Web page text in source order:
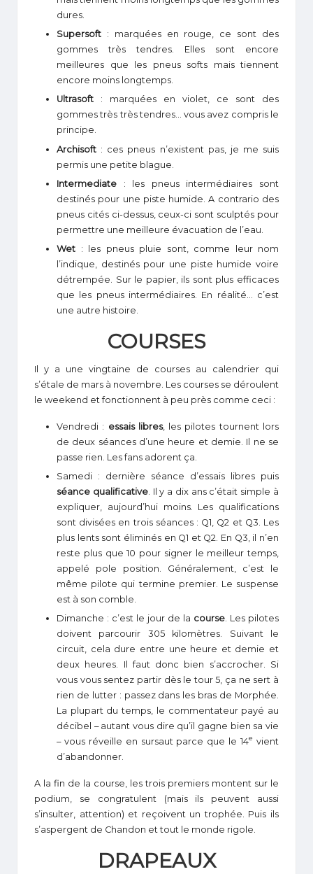
dures.
Supersoft : marquées en rouge, ce sont des
gommes très tendres. Elles sont encore
meilleures que les pneus softs mais tiennent
encore moins longtemps.
Ultrasoft : marquées en violet, ce sont des
gommes très très tendres… vous avez compris le
principe.
Archisoft : ces pneus n’existent pas, je me suis
permis une petite blague.
Intermediate : les pneus intermédiaires sont
destinés pour une piste humide. A contrario des
pneus cités ci-dessus, ceux-ci sont sculptés pour
permettre une meilleure évacuation de l’eau.
Wet : les pneus pluie sont, comme leur nom
l’indique, destinés pour une piste humide voire
détrempée. Sur le papier, ils sont plus efficaces
que les pneus intermédiaires. En réalité… c’est
une autre histoire.
COURSES
Il y a une vingtaine de courses au calendrier qui
s’étale de mars à novembre. Les courses se déroulent
le weekend et fonctionnent à peu près comme ceci :
Vendredi : essais libres, les pilotes tournent lors
de deux séances d’une heure et demie. Il ne se
passe rien. Les fans adorent ça.
Samedi : dernière séance d’essais libres puis
séance qualificative. Il y a dix ans c’était simple à
expliquer, aujourd’hui moins. Les qualifications
sont divisées en trois séances : Q1, Q2 et Q3. Les
plus lents sont éliminés en Q1 et Q2. En Q3, il n’en
reste plus que 10 pour signer le meilleur temps,
appelé pole position. Généralement, c’est le
même pilote qui termine premier. Le suspense
est à son comble.
Dimanche : c’est le jour de la course. Les pilotes
doivent parcourir 305 kilomètres. Suivant le
circuit, cela dure entre une heure et demie et
deux heures. Il faut donc bien s’accrocher. Si
vous vous sentez partir dès le tour 5, ça ne sert à
rien de lutter : passez dans les bras de Morphée.
La plupart du temps, le commentateur payé au
décibel – autant vous dire qu’il gagne bien sa vie
– vous réveille en sursaut parce que le 14e vient
d’abandonner.
A la fin de la course, les trois premiers montent sur le
podium, se congratulent (mais ils peuvent aussi
s’insulter, attention) et reçoivent un trophée. Puis ils
s’aspergent de Chandon et tout le monde rigole.
DRAPEAUX